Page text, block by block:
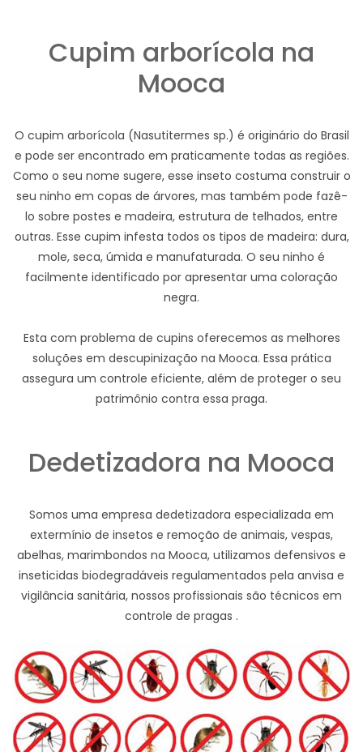
Cupim arborícola na
Mooca
O cupim arborícola (Nasutitermes sp.) é originário do Brasil
e pode ser encontrado em praticamente todas as regiões.
Como o seu nome sugere, esse inseto costuma construir o
seu ninho em copas de árvores, mas também pode fazê-
lo sobre postes e madeira, estrutura de telhados, entre
outras. Esse cupim infesta todos os tipos de madeira: dura,
mole, seca, úmida e manufaturada. O seu ninho é
facilmente identificado por apresentar uma coloração
negra.
Esta com problema de cupins oferecemos as melhores
soluções em descupinização na Mooca. Essa prática
assegura um controle eficiente, além de proteger o seu
patrimônio contra essa praga.
Dedetizadora na Mooca
Somos uma empresa dedetizadora especializada em
extermínio de insetos e remoção de animais, vespas,
abelhas, marimbondos na Mooca, utilizamos defensivos e
inseticidas biodegradáveis regulamentados pela anvisa e
vigilância sanitária, nossos profissionais são técnicos em
controle de pragas .